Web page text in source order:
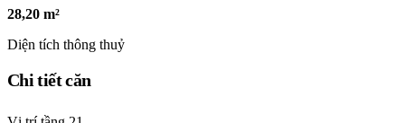
28,20 m²
Diện tích thông thuỷ
Chi tiết căn